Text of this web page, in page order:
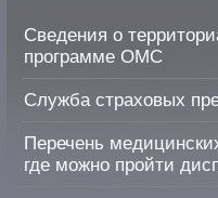
Сведения о
программе ОМС
Служба страховых
Перечень
где можно пройти